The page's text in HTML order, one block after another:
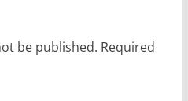
be published. Required